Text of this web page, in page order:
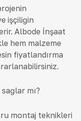
işçiliğin
Albode İnşaat
hem malzeme
fiyatlandırma
mı?
montaj teknikleri